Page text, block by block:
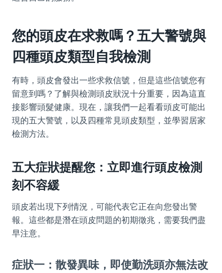
您的頭皮在求救嗎？五大警號與
四種頭皮類型自我檢測
有時，頭皮會發出一些求救信號，但是這些信號您有
留意到嗎？了解與檢測頭皮狀況十分重要，因為這直
接影響頭髮健康。現在，讓我們一起看看頭皮可能出
現的五大警號，以及四種常見頭皮類型，並學習居家
檢測方法。
五大症狀提醒您：立即進行頭皮檢測
刻不容緩
頭皮若出現下列情況，可能代表它正在向您發出警
報。這些都是潛在頭皮問題的初期徵兆，需要我們盡
早注意。
症狀一：散發異味，即使勤洗頭亦無法改